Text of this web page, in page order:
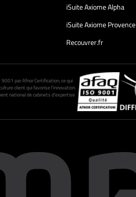
iSuite Axiome Alpha
iSuite Axiome Provence
Recouvrer.fr
par Afnor Certification, ce qui
client qui favorise l’innovation.
national de cabinets d’expertise